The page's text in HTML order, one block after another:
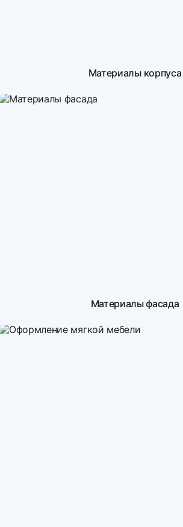
Материалы корпуса
Материалы фасада